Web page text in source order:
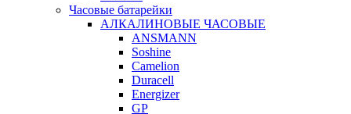
Часовые батарейки
АЛКАЛИНОВЫЕ ЧАСОВЫЕ
ANSMANN
Soshine
Camelion
Duracell
Energizer
GP